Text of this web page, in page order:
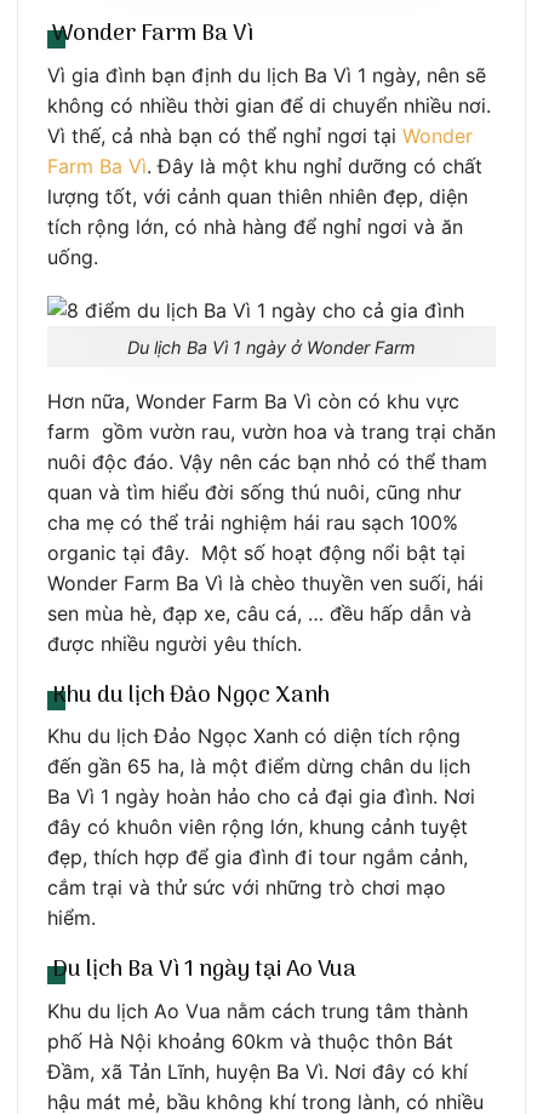
Wonder Farm Ba Vì
Vì gia đình bạn định du lịch Ba Vì 1 ngày, nên sẽ
không có nhiều thời gian để di chuyển nhiều nơi.
Vì thế, cả nhà bạn có thể nghỉ ngơi tại Wonder
Farm Ba Vì. Đây là một khu nghỉ dưỡng có chất
lượng tốt, với cảnh quan thiên nhiên đẹp, diện
tích rộng lớn, có nhà hàng để nghỉ ngơi và ăn
uống.
Du lịch Ba Vì 1 ngày ở Wonder Farm
Hơn nữa, Wonder Farm Ba Vì còn có khu vực
farm gồm vườn rau, vườn hoa và trang trại chăn
nuôi độc đáo. Vậy nên các bạn nhỏ có thể tham
quan và tìm hiểu đời sống thú nuôi, cũng như
cha mẹ có thể trải nghiệm hái rau sạch 100%
organic tại đây. Một số hoạt động nổi bật tại
Wonder Farm Ba Vì là chèo thuyền ven suối, hái
sen mùa hè, đạp xe, câu cá, … đều hấp dẫn và
được nhiều người yêu thích.
Khu du lịch Đảo Ngọc Xanh
Khu du lịch Đảo Ngọc Xanh có diện tích rộng
đến gần 65 ha, là một điểm dừng chân du lịch
Ba Vì 1 ngày hoàn hảo cho cả đại gia đình. Nơi
đây có khuôn viên rộng lớn, khung cảnh tuyệt
đẹp, thích hợp để gia đình đi tour ngắm cảnh,
cắm trại và thử sức với những trò chơi mạo
hiểm.
Du lịch Ba Vì 1 ngày tại Ao Vua
Khu du lịch Ao Vua nằm cách trung tâm thành
phố Hà Nội khoảng 60km và thuộc thôn Bát
Đầm, xã Tản Lĩnh, huyện Ba Vì. Nơi đây có khí
hậu mát mẻ, bầu không khí trong lành, có nhiều